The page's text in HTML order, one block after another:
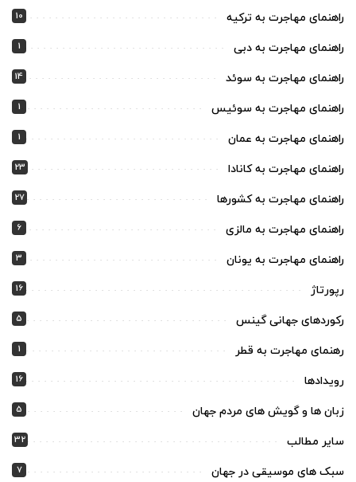
راهنمای مهاجرت به ترکیه 10
راهنمای مهاجرت به دبی 1
راهنمای مهاجرت به سوئد 14
راهنمای مهاجرت به سوئیس 1
راهنمای مهاجرت به عمان 1
راهنمای مهاجرت به کانادا 23
راهنمای مهاجرت به کشورها 27
راهنمای مهاجرت به مالزی 6
راهنمای مهاجرت به یونان 3
رپورتاژ 16
رکوردهای جهانی گینس 5
رهنمای مهاجرت به قطر 1
رویدادها 16
زبان ها و گویش های مردم جهان 5
سایر مطالب 32
سبک های موسیقی در جهان 7